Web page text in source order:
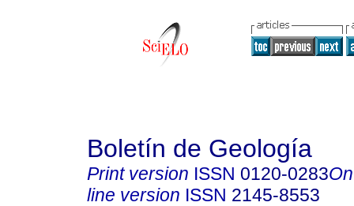
Boletín de Geología
Print version ISSN 0120-0283
line version ISSN 2145-8553